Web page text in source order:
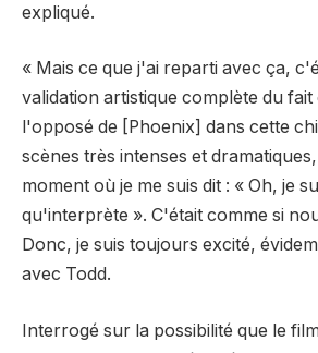
expliqué.
« Mais ce que j'ai reparti avec ça,
validation artistique complète du fait
l'opposé de [Phoenix] dans cette
scènes très intenses et
moment où je me suis dit : « Oh, je
qu'interprète ». C'était comme si
Donc, je suis toujours excité,
avec Todd.
Interrogé sur la possibilité que le